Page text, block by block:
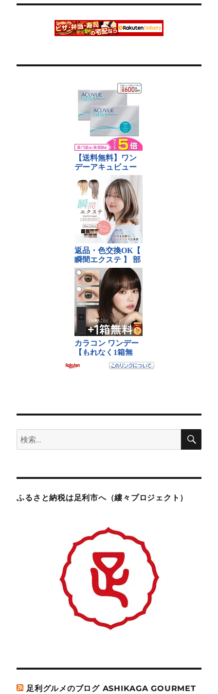
検
索:
検
ふるさと納税は足利市へ（縷々プロジェクト）
足利グルメのブログ ASHIKAGA GOURMET